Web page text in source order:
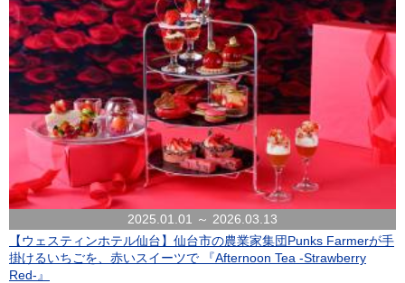
2025.01.01 ～ 2026.03.13
【ウェスティンホテル仙台】仙台市の農業家集団Punks Farmerが手
掛けるいちごを、赤いスイーツで 『Afternoon Tea -Strawberry
Red-』